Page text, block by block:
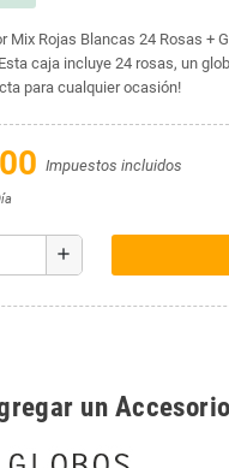
Mix Rojas Blancas 24 Rosas +
caja incluye 24 rosas, un
para cualquier ocasión!
Impuestos incluidos
add
un